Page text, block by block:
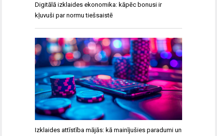
Digitālā izklaides ekonomika: kāpēc bonusi ir
kļuvuši par normu tiešsaistē
Izklaides attīstība mājās: kā mainījušies paradumi un